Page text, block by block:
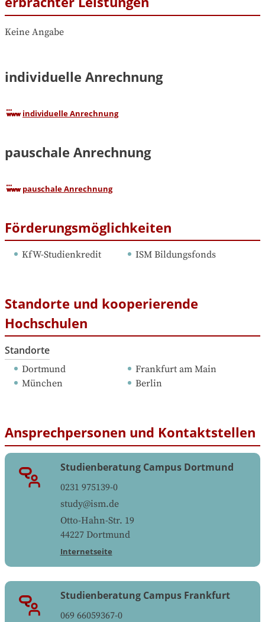
Keine Angabe
individuelle Anrechnung
individuelle Anrechnung
pauschale Anrechnung
pauschale Anrechnung
Förderungsmöglichkeiten
KfW-Studienkredit ISM Bildungsfonds
Standorte und kooperierende
Hochschulen
Standorte
Dortmund
Frankfurt am Main
München
Berlin
Ansprechpersonen und Kontaktstellen
Studienberatung Campus Dortmund
0231 975139-0
study@ism.de
Otto-Hahn-Str. 19
44227 Dortmund
Internetseite
Studienberatung Campus Frankfurt
069 66059367-0